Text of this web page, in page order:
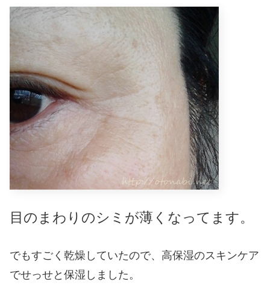
目のまわりのシミが薄くなってます。
でもすごく乾燥していたので、高保湿のスキンケア
でせっせと保湿しました。